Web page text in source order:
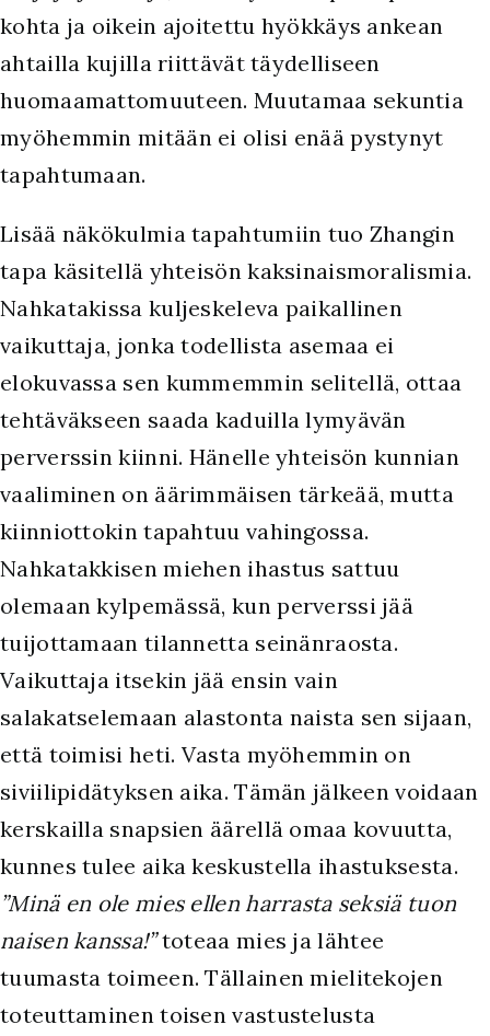
kohta ja oikein ajoitettu hyökkäys ankean
ahtailla kujilla riittävät täydelliseen
huomaamattomuuteen. Muutamaa sekuntia
myöhemmin mitään ei olisi enää pystynyt
tapahtumaan.
Lisää näkökulmia tapahtumiin tuo Zhangin
tapa käsitellä yhteisön kaksinaismoralismia.
Nahkatakissa kuljeskeleva paikallinen
vaikuttaja, jonka todellista asemaa ei
elokuvassa sen kummemmin selitellä, ottaa
tehtäväkseen saada kaduilla lymyävän
perverssin kiinni. Hänelle yhteisön kunnian
vaaliminen on äärimmäisen tärkeää, mutta
kiinniottokin tapahtuu vahingossa.
Nahkatakkisen miehen ihastus sattuu
olemaan kylpemässä, kun perverssi jää
tuijottamaan tilannetta seinänraosta.
Vaikuttaja itsekin jää ensin vain
salakatselemaan alastonta naista sen sijaan,
että toimisi heti. Vasta myöhemmin on
siviilipidätyksen aika. Tämän jälkeen voidaan
kerskailla snapsien äärellä omaa kovuutta,
kunnes tulee aika keskustella ihastuksesta.
”Minä en ole mies ellen harrasta seksiä tuon
naisen kanssa!”toteaa mies ja lähtee
tuumasta toimeen. Tällainen mielitekojen
toteuttaminen toisen vastustelusta